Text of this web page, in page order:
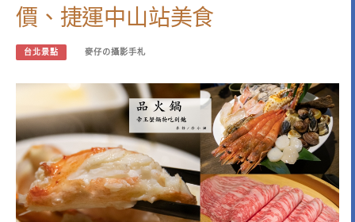
價、捷運中山站美食
台北景點 麥仔の攝影手札